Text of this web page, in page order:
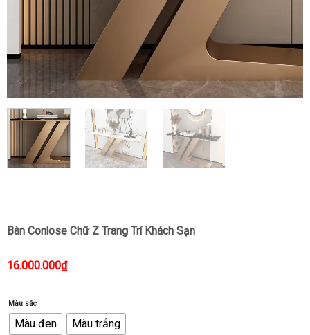
Bàn Conlose Chữ Z Trang Trí Khách Sạn
16.000.000₫
Màu sắc
Màu đen Màu trắng